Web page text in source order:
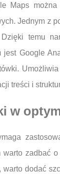
Maps
Jednym z
Dzięki temu
jest Google
treści i
w
zadbać
dodać